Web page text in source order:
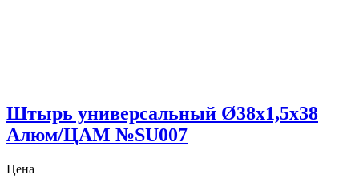
Штырь универсальный Ø38х1,5х38
Алюм/ЦАМ №SU007
Цена